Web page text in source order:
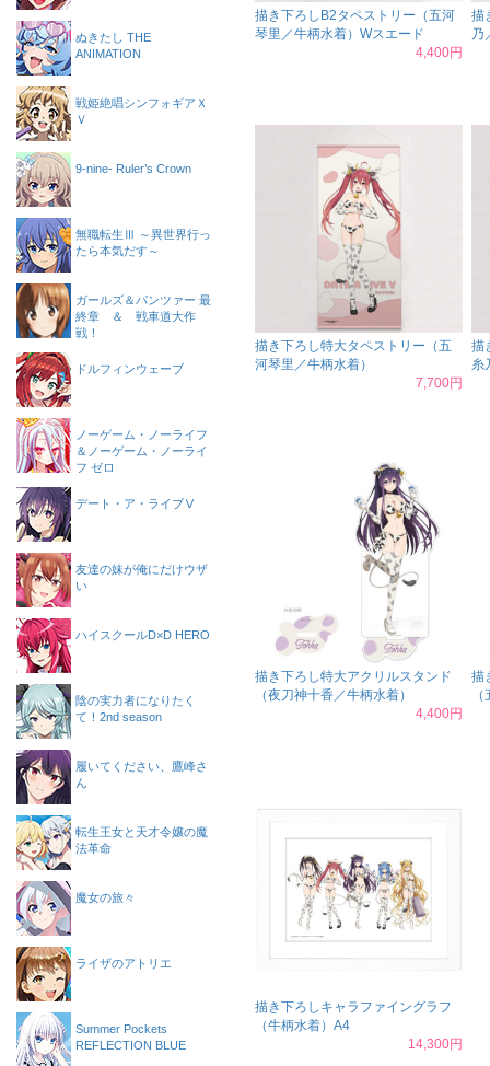
描き下ろしB2タペストリー（五河
琴里／牛柄水着）Wスエード
4,400円
描
乃
描き下ろし特大タペストリー（五
河琴里／牛柄水着）
7,700円
描
糸
描き下ろし特大アクリルスタンド
（夜刀神十香／牛柄水着）
4,400円
描
描き下ろしキャラファイングラフ
（牛柄水着）A4
14,300円
ぬきたし THE
ANIMATION
戦姫絶唱シンフォギアＸ
Ｖ
9-nine- Ruler’s Crown
無職転生Ⅲ ～異世界行っ
たら本気だす～
ガールズ＆パンツァー 最
終章 ＆ 戦車道大作
戦！
ドルフィンウェーブ
ノーゲーム・ノーライフ
＆ノーゲーム・ノーライ
フ ゼロ
デート・ア・ライブⅤ
友達の妹が俺にだけウザ
い
ハイスクールD×D HERO
陰の実力者になりたく
て！2nd season
履いてください、鷹峰さ
ん
転生王女と天才令嬢の魔
法革命
魔女の旅々
ライザのアトリエ
Summer Pockets
REFLECTION BLUE